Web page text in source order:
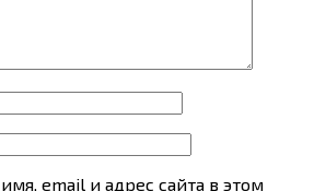
email и адрес сайта в этом